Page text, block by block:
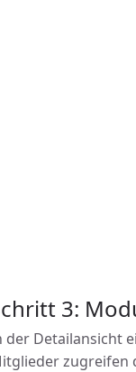
3:
der Detailansicht
zugreifen